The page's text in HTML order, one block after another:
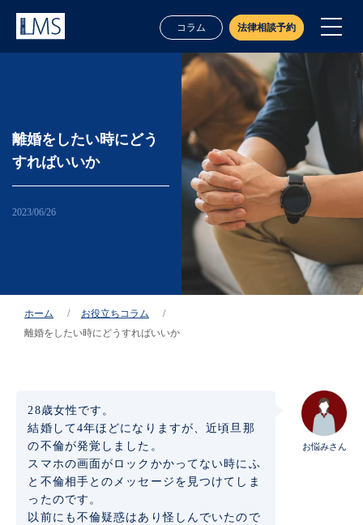
コラム 法律相談予約
業務案内
離婚をしたい時にどう
すればいいか
2023/06/26
ホーム
お役立ちコラム
離婚をしたい時にどうすればいいか
お悩みさん
28歳女性です。
結婚して4年ほどになりますが、近頃旦那
の不倫が発覚しました。
スマホの画面がロックかかってない時にふ
と不倫相手とのメッセージを見つけてしま
ったのです。
以前にも不倫疑惑はあり怪しんでいたので